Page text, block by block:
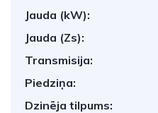
Jauda (kW):
Jauda (Zs):
Transmisija:
Piedziņa:
Dzinēja tilpums: